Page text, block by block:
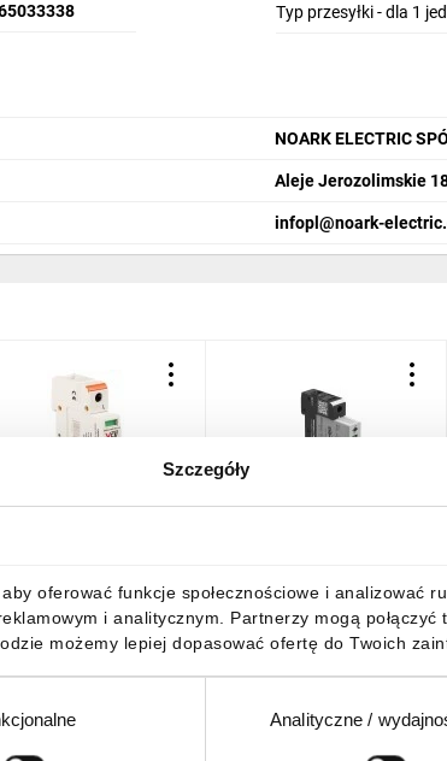
Szczegóły
oferować funkcje społecznościowe i analizować
i analitycznym. Partnerzy mogą
możemy lepiej dopasować ofertę do Twoich
Analityczne /
Typ przesyłki - dla 1
NOARK ELECTRIC
Aleje Jerozolimskie
infopl@noark-
zł brutto 148,07 złbrutto
DO KOSZYKA